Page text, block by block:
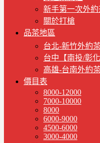
新手第一次外
關於打槍
品茶地區
台北-新竹外約茶
台中【南投/彰
高雄-台南外約茶
價目表
8000-12000
7000-10000
8000
6000-9000
4500-6000
3000-4000